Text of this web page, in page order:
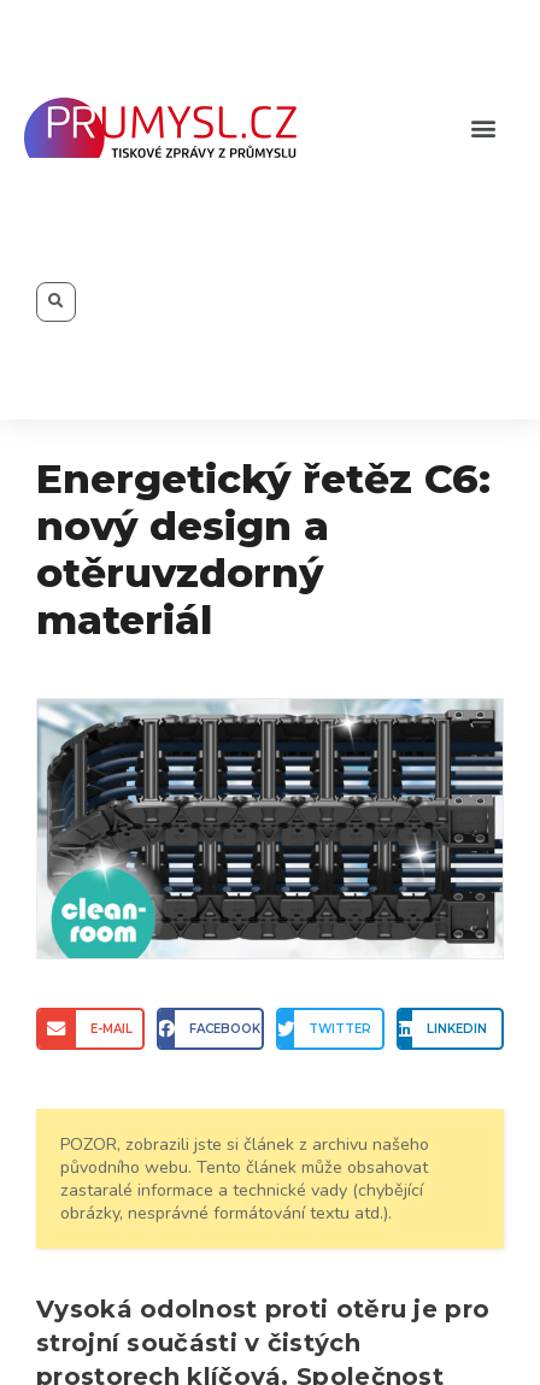
Search
Energetický řetěz C6:
nový design a
otěruvzdorný
materiál
E-MAIL FACEBOOK TWITTER LINKEDIN
POZOR, zobrazili jste si článek z archivu našeho
původního webu. Tento článek může obsahovat
zastaralé informace a technické vady (chybějící
obrázky, nesprávné formátování textu atd.).
Vysoká odolnost proti otěru je pro
strojní součásti v čistých
prostorech klíčová. Společnost